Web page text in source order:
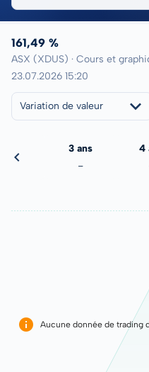
161,49 %
ASX (XDUS) · Cours et
23.07.2026 15:20
Variation de valeur
3 ans
-
4
Aucune donnée de trading